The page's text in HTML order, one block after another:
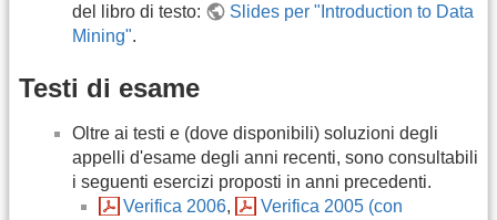
del libro di testo:
Slides per "Introduction to Data
Mining".
Testi di esame
Oltre ai testi e (dove disponibili) soluzioni degli
appelli d'esame degli anni recenti, sono consultabili
i seguenti esercizi proposti in anni precedenti.
Verifica 2006,
Verifica 2005 (con